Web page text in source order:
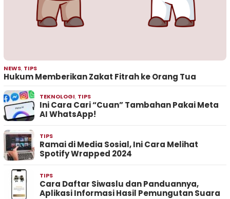
NEWS, TIPS
Hukum Memberikan Zakat Fitrah ke Orang Tua
TEKNOLOGI, TIPS
Ini Cara Cari “Cuan” Tambahan Pakai Meta
AI WhatsApp!
TIPS
Ramai di Media Sosial, Ini Cara Melihat
Spotify Wrapped 2024
TIPS
Cara Daftar Siwaslu dan Panduannya,
Aplikasi Informasi Hasil Pemungutan Suara